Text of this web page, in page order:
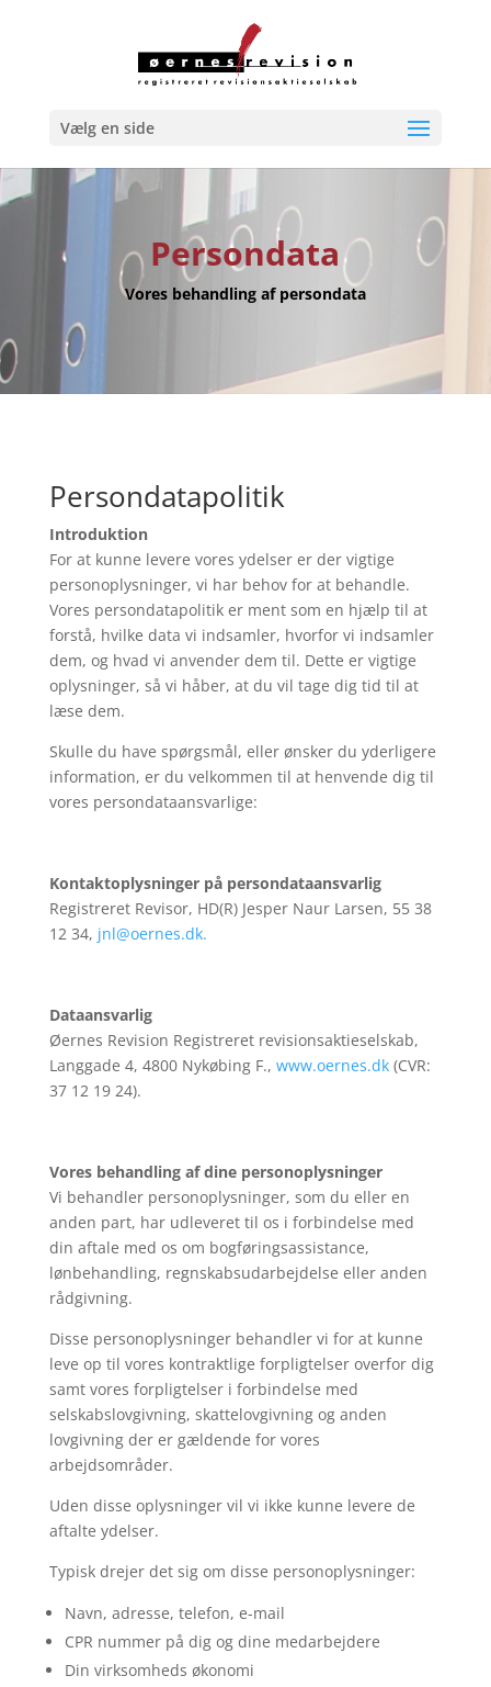
Vælg en side
Persondata
Vores behandling af persondata
Persondatapolitik
Introduktion
For at kunne levere vores ydelser er der vigtige
personoplysninger, vi har behov for at behandle.
Vores persondatapolitik er ment som en hjælp til at
forstå, hvilke data vi indsamler, hvorfor vi indsamler
dem, og hvad vi anvender dem til. Dette er vigtige
oplysninger, så vi håber, at du vil tage dig tid til at
læse dem.
Skulle du have spørgsmål, eller ønsker du yderligere
information, er du velkommen til at henvende dig til
vores persondataansvarlige:
Kontaktoplysninger på persondataansvarlig
Registreret Revisor, HD(R) Jesper Naur Larsen, 55 38
12 34, jnl@oernes.dk.
Dataansvarlig
Øernes Revision Registreret revisionsaktieselskab,
Langgade 4, 4800 Nykøbing F., www.oernes.dk(CVR:
37 12 19 24).
Vores behandling af dine personoplysninger
Vi behandler personoplysninger, som du eller en
anden part, har udleveret til os i forbindelse med
din aftale med os om bogføringsassistance,
lønbehandling, regnskabsudarbejdelse eller anden
rådgivning.
Disse personoplysninger behandler vi for at kunne
leve op til vores kontraktlige forpligtelser overfor dig
samt vores forpligtelser i forbindelse med
selskabslovgivning, skattelovgivning og anden
lovgivning der er gældende for vores
arbejdsområder.
Uden disse oplysninger vil vi ikke kunne levere de
aftalte ydelser.
Typisk drejer det sig om disse personoplysninger:
Navn, adresse, telefon, e-mail
CPR nummer på dig og dine medarbejdere
Din virksomheds økonomi